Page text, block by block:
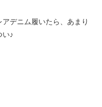
デニム履いたら、あまり
い♪